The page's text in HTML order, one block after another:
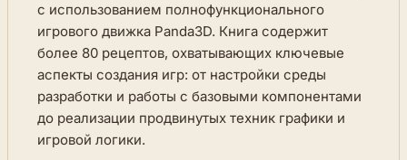
с использованием полнофункционального
игрового движка Panda3D. Книга содержит
более 80 рецептов, охватывающих ключевые
аспекты создания игр: от настройки среды
разработки и работы с базовыми компонентами
до реализации продвинутых техник графики и
игровой логики.